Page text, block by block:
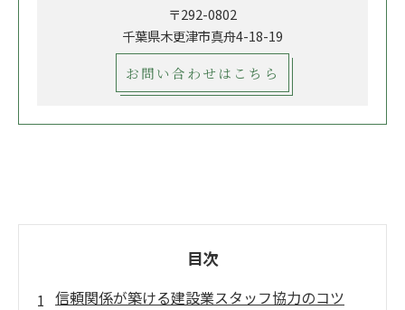
〒292-0802
千葉県木更津市真舟4-18-19
お問い合わせはこちら
目次
信頼関係が築ける建設業スタッフ協力のコツ